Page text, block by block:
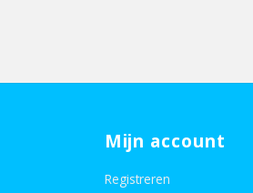
Mijn account
Registreren